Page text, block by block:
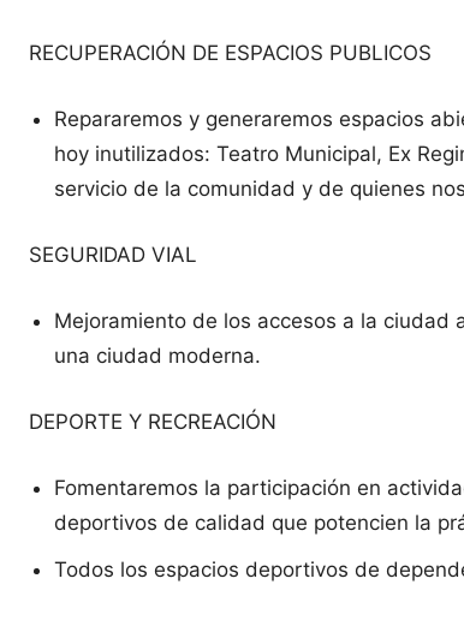
RECUPERACIÓN DE ESPACIOS PUBLICOS
Repararemos y generaremos espacios
hoy inutilizados: Teatro Municipal, Ex
servicio de la comunidad y de quienes
SEGURIDAD VIAL
Mejoramiento de los accesos a la ciudad
una ciudad moderna.
DEPORTE Y RECREACIÓN
Fomentaremos la participación en
deportivos de calidad que potencien la
Todos los espacios deportivos de